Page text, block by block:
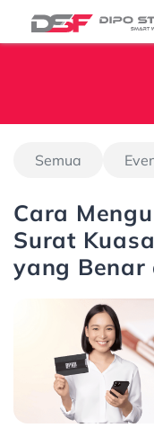
Semua
Cara
Surat
yang Benar